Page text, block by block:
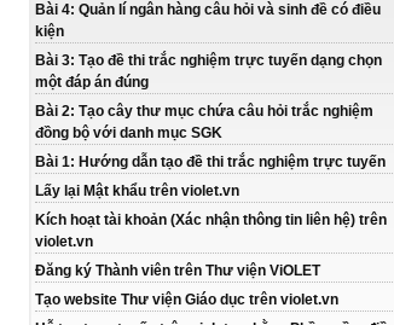
Bài 4: Quản lí ngân hàng câu hỏi và sinh đề có điều
kiện
Bài 3: Tạo đề thi trắc nghiệm trực tuyến dạng chọn
một đáp án đúng
Bài 2: Tạo cây thư mục chứa câu hỏi trắc nghiệm
đồng bộ với danh mục SGK
Bài 1: Hướng dẫn tạo đề thi trắc nghiệm trực tuyến
Lấy lại Mật khẩu trên violet.vn
Kích hoạt tài khoản (Xác nhận thông tin liên hệ) trên
violet.vn
Đăng ký Thành viên trên Thư viện ViOLET
Tạo website Thư viện Giáo dục trên violet.vn